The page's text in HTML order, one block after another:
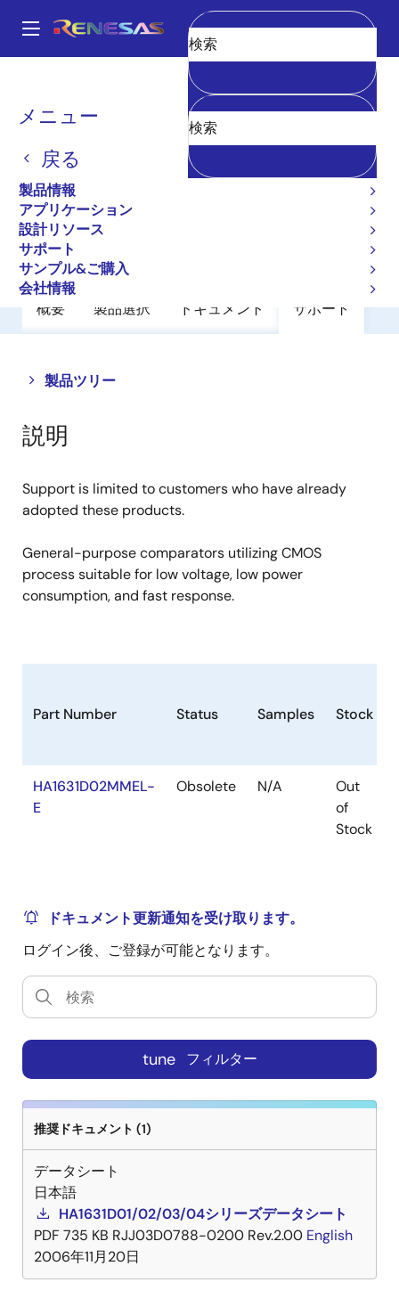
ン
Main
navigation
メニュー
戻る
製品情報
アプリケーション
設計リソース
サポート
サンプル&ご購入
会社情報
消去
パ
く
ず
コンパレータ
HA1631D02MM
廃止品
Comparators
概要 製品選択 ドキュメント サポート
製品ツリー
Close
tree
menu
Open
tree
menu
説明
Support is limited to customers who have already
adopted these products.
General-purpose comparators utilizing CMOS
process suitable for low voltage, low power
consumption, and fast response.
Part Number Status Samples Stock
HA1631D02MMEL-
E
Obsolete N/A
Out
of
Stock
ドキュメント更新通知を受け取ります。
ログイン後、ご登録が可能となります。
tune フィルター
推奨ドキュメント (1)
データシート
日本語
HA1631D01/02/03/04シリーズデータシート
PDF 735 KB RJJ03D0788-0200 Rev.2.00 English
2006年11月20日